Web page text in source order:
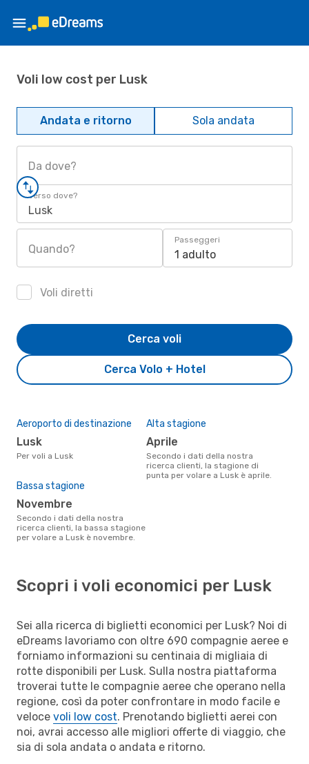
Voli low cost per Lusk
Andata e ritorno Sola andata
Da dove?
Verso dove?
Lusk
Quando?
Passeggeri
1 adulto
Voli diretti
Cerca Volo + Hotel
Cerca voli
Aeroporto di destinazione
Lusk
Per voli a Lusk
Alta stagione
aprile
Secondo i dati della nostra
ricerca clienti, la stagione di
punta per volare a Lusk è aprile.
Bassa stagione
novembre
Secondo i dati della nostra
ricerca clienti, la bassa stagione
per volare a Lusk è novembre.
Scopri i voli economici per Lusk
Sei alla ricerca di biglietti economici per Lusk? Noi di
eDreams lavoriamo con oltre 690 compagnie aeree e
forniamo informazioni su centinaia di migliaia di
rotte disponibili per Lusk. Sulla nostra piattaforma
troverai tutte le compagnie aeree che operano nella
regione, così da poter confrontare in modo facile e
veloce voli low cost. Prenotando biglietti aerei con
noi, avrai accesso alle migliori offerte di viaggio, che
sia di sola andata o andata e ritorno.